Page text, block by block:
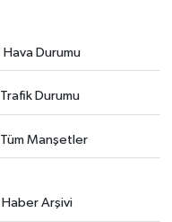
Hava Durumu
Trafik Durumu
Tüm Manşetler
Haber Arşivi